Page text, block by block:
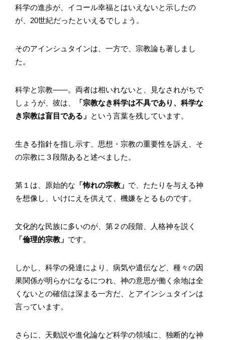
科学の進歩が、イコール幸福とはいえないと示したの
が、20世紀だったといえるでしょう。
そのアインシュタインは、一方で、宗教論も著しまし
た。
科学と宗教――。両者は相いれないと、見なされがちで
しょうが、彼は、
「宗教なき科学は不具であり、科学な
き宗教は盲目である」 という言葉を残しています。
生きる指針を指し示す、思想・宗教の重要性を訴え、そ
の宗教に３段階あると述べました。
第１は、原始的な 「怖れの宗教」 で、たたりを与える神
を想像し、いけにえを供えて、機嫌をとるものです。
文化的な民族に多いのが、第２の段階、人格神を説く
「倫理的宗教」 です。
しかし、科学の発達により、病気や遺伝など、種々の因
果関係が明らかになるにつれ、神の意思が働く余地は全
くないとの確信は深まる一方だ、とアインシュタインは
言っています。
さらに、天動説や進化論など科学の領域に、独断的な神